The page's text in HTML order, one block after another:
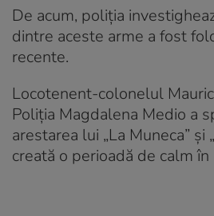
De acum, poliția
dintre aceste arme a fost
recente.
Locotenent-colonelul
Poliția Magdalena Medio a
arestarea lui „La Muneca” și
creată o perioadă de calm în